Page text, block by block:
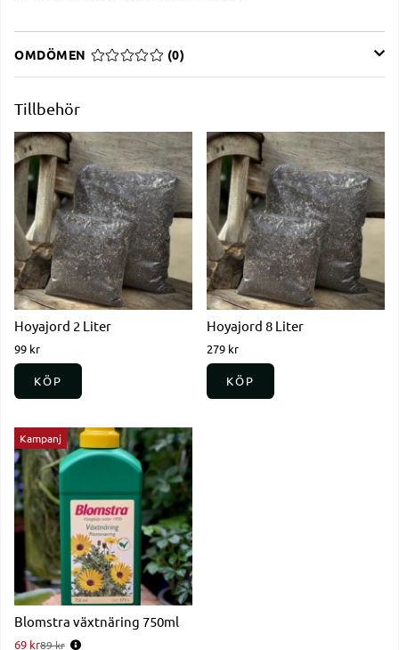
OMDÖMEN MEDELBETYG 0 AV 5 ANTAL BETYG 0
(0)
Tillbehör
Hoyajord 2 Liter
99 kr
KÖP
Hoyajord 8 Liter
279 kr
KÖP
Kampanj
Blomstra växtnäring 750ml
69 kr
Ordinarie pris:
89 kr